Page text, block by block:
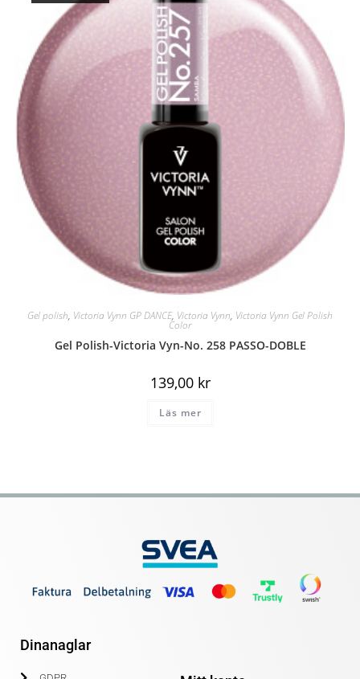
Gel polish, Victoria Vynn GP DANCE, Victoria Vynn, Victoria Vynn Gel Polish
Color
Gel Polish-Victoria Vyn-No. 258 PASSO-DOBLE
139,00 kr
Läs mer
Dinanaglar